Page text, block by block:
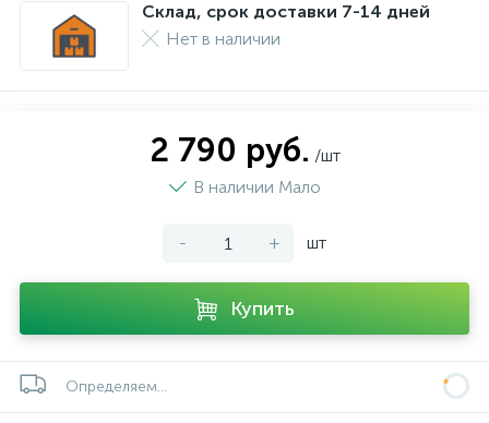
Склад, срок доставки 7-14 дней
Нет в наличии
2 790 руб. /шт
В наличии Мало
- + шт
Купить
Определяем...